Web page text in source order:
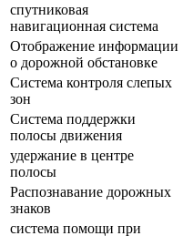
спутниковая
навигационная система
Отображение информации
о дорожной обстановке
Система контроля слепых
зон
Система поддержки
полосы движения
удержание в центре
полосы
Распознавание дорожных
знаков
система помощи при